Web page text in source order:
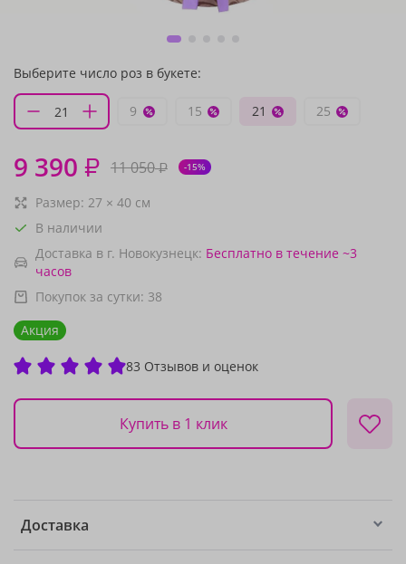
Выберите число роз в букете:
9 15 21 25
9 390 ₽ 11 050₽ -15%
Размер: 27 × 40 см
В наличии
Доставка в г. Новокузнецк: Бесплатно в течение ~3
часов
Покупок за сутки: 38
Акция
83 Отзывов и оценок
Купить в 1 клик
Доставка